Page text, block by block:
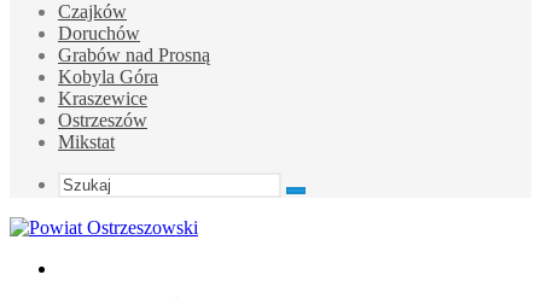
Czajków
Doruchów
Grabów nad Prosną
Kobyla Góra
Kraszewice
Ostrzeszów
Mikstat
Szukaj